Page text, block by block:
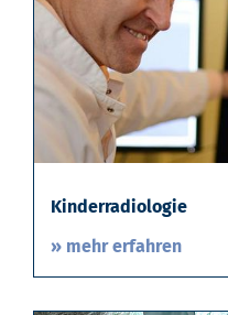
Kinderradiologie
» mehr erfahren